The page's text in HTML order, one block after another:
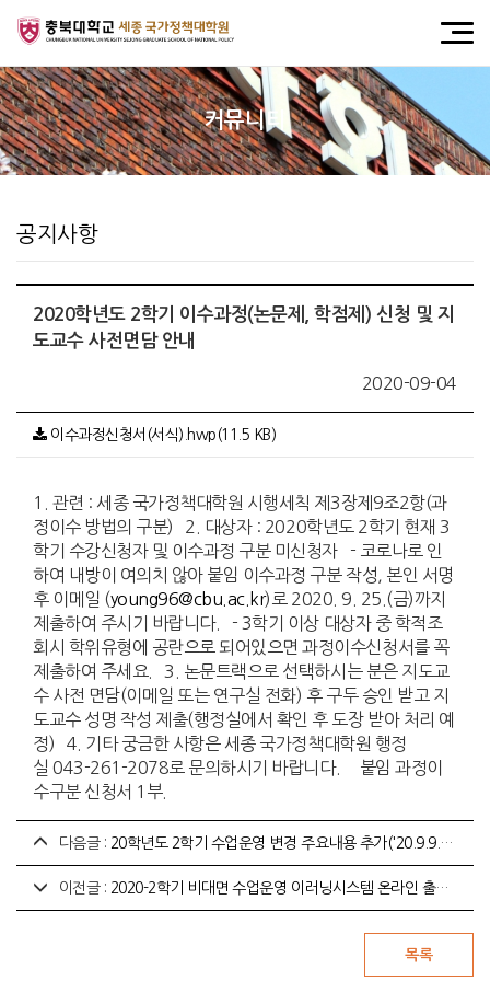
커뮤니티
공지사항
2020학년도 2학기 이수과정(논문제, 학점제) 신청 및 지
도교수 사전면담 안내
2020-09-04
이수과정신청서(서식).hwp(11.5 KB)
1. 관련 : 세종 국가정책대학원 시행세칙 제3장제9조2항(과
정이수 방법의 구분) 2. 대상자 : 2020학년도 2학기 현재 3
학기 수강신청자 및 이수과정 구분 미신청자 - 코로나로 인
하여 내방이 여의치 않아 붙임 이수과정 구분 작성, 본인 서명
후 이메일 (young96@cbu.ac.kr)로 2020. 9. 25.(금)까지
제출하여 주시기 바랍니다. - 3학기 이상 대상자 중 학적조
회시 학위유형에 공란으로 되어있으면 과정이수신청서를 꼭
제출하여 주세요. 3. 논문트랙으로 선택하시는 분은 지도교
수 사전 면담(이메일 또는 연구실 전화) 후 구두 승인 받고 지
도교수 성명 작성 제출(행정실에서 확인 후 도장 받아 처리 예
정) 4. 기타 궁금한 사항은 세종 국가정책대학원 행정
실 043-261-2078로 문의하시기 바랍니다. 붙임 과정이
수구분 신청서 1부.
다음글 : 20학년도 2학기 수업운영 변경 주요내용 추가('20.9.9.기준)
이전글 : 2020-2학기 비대면 수업운영 이러닝시스템 온라인 출석부 사용안내